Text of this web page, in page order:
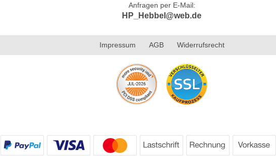
Anfragen per E-Mail:
HP_Hebbel@web.de
Impressum AGB Widerrufsrecht